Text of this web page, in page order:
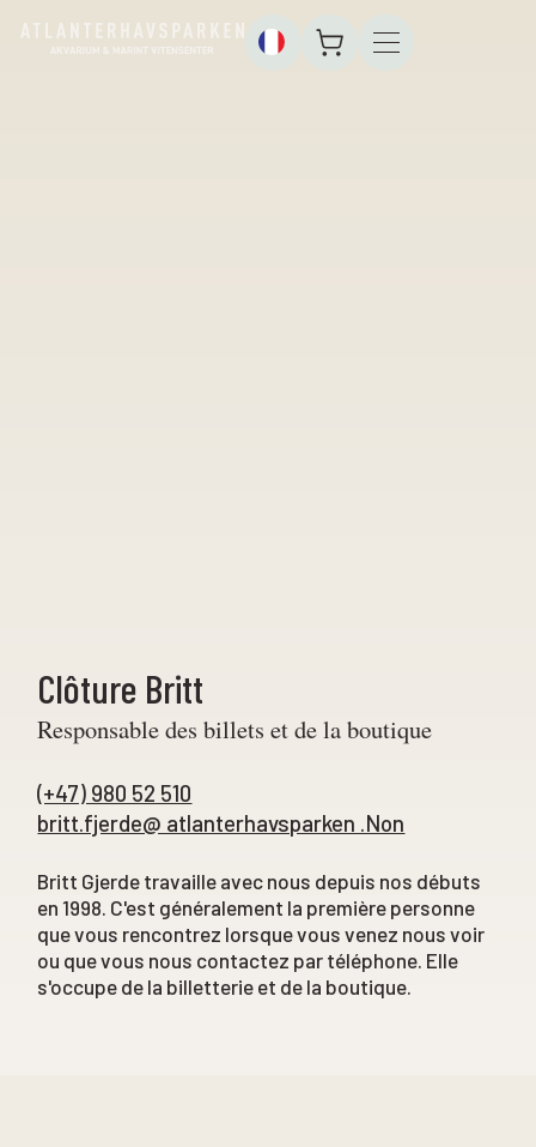
Clôture Britt
Responsable des billets et de la boutique
(+47) 980 52 510
britt.fjerde@ atlanterhavsparken .Non
Britt Gjerde travaille avec nous depuis nos débuts
en 1998. C'est généralement la première personne
que vous rencontrez lorsque vous venez nous voir
ou que vous nous contactez par téléphone. Elle
s'occupe de la billetterie et de la boutique.